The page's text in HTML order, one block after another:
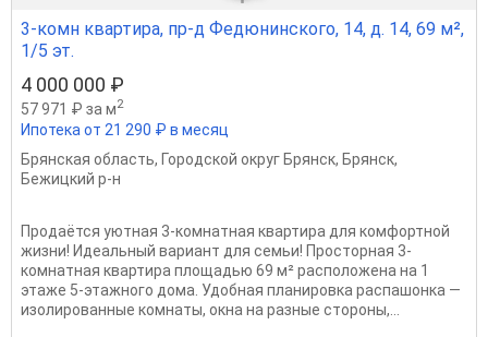
3-комн квартира, пр-д Федюнинского, 14, д. 14, 69 м²,
1/5 эт.
4 000 000 ₽
57 971 ₽ за м2
Ипотека от 21 290 ₽ в месяц
Брянская область, Городской округ Брянск, Брянск,
Бежицкий р-н
Продаётся уютная 3-комнатная квартира для комфортной
жизни! Идеальный вариант для семьи! Просторная 3-
комнатная квартира площадью 69 м² расположена на 1
этаже 5-этажного дома. Удобная планировка распашонка —
изолированные комнаты, окна на разные стороны,...